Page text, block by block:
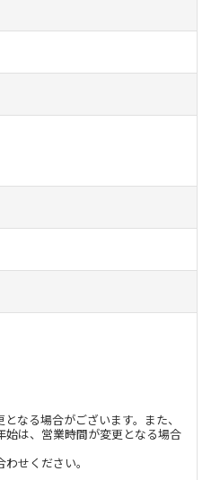
なる場合がございます。また、
始は、営業時間が変更となる場合
せください。